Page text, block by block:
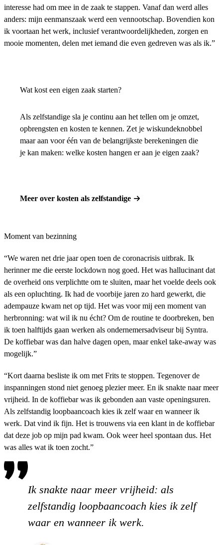
interesse had om mee in de zaak te stappen. Vanaf dan werd alles
anders: mijn eenmanszaak werd een vennootschap. Bovendien kon
ik voortaan het werk, inclusief verantwoordelijkheden, zorgen en
mooie momenten, delen met iemand die even gedreven was als ik.”
Wat kost een eigen zaak starten?
Als zelfstandige sla je continu aan het tellen om je omzet,
opbrengsten en kosten te kennen. Zet je wiskundeknobbel
maar aan voor één van de belangrijkste berekeningen die
je kan maken: welke kosten hangen er aan je eigen zaak?
Meer over kosten als zelfstandige
Moment van bezinning
“We waren net drie jaar open toen de coronacrisis uitbrak. Ik
herinner me die eerste lockdown nog goed. Het was hallucinant dat
de overheid ons verplichtte om te sluiten, maar het voelde deels ook
als een opluchting. Ik had de voorbije jaren zo hard gewerkt, die
adempauze kwam net op tijd. Het was voor mij een moment van
herbronning: wat wil ik nu écht? Om de routine te doorbreken, ben
ik toen halftijds gaan werken als ondernemersadviseur bij Syntra.
De koffiebar was dan halve dagen open, maar enkel take-away was
mogelijk.”
“Kort daarna besliste ik om met Frits te stoppen. Tegenover de
inspanningen stond niet genoeg plezier meer. En ik snakte naar meer
vrijheid. In de koffiebar was ik gebonden aan vaste openingsuren.
Als zelfstandig loopbaancoach kies ik zelf waar en wanneer ik
werk. Dat vind ik fijn. Het is trouwens via een klant in de koffiebar
dat deze job op mijn pad kwam. Ook weer heel spontaan dus. Het
was alles wat ik toen zocht.”
Ik snakte naar meer vrijheid: als
zelfstandig loopbaancoach kies ik zelf
waar en wanneer ik werk.